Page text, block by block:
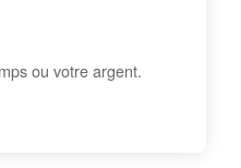
ou votre argent.